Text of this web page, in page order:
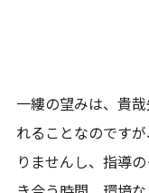
一縷の望みは、貴
れることなのです
りませんし、指導